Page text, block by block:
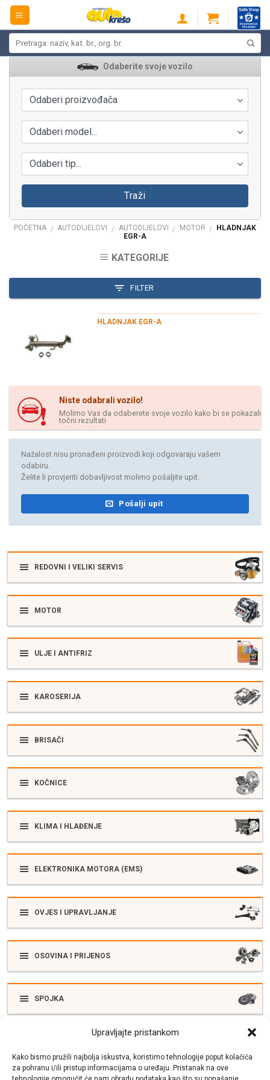
Upravljajte pristankom
Kako bismo pružili najbolja iskustva, koristimo tehnologije poput kolačića
za pohranu i/ili pristup informacijama o uređaju. Pristanak na ove
Skip
content
Odaberite svoje vozilo
Odaberi proizvođača
Odaberi model...
Odaberi tip...
Traži
POČETNA / AUTODIJELOVI / AUTODIJELOVI / MOTOR /
HLADNJAK
EGR-A
KATEGORIJE
FILTER
HLADNJAK EGR-A
Niste odabrali vozilo!
Molimo Vas da odaberete svoje vozilo kako bi se pokazali
točni rezultati
Nažalost nisu pronađeni proizvodi koji odgovaraju vašem
odabiru.
Želite li provjeriti dobavljivost molimo pošaljite upit.
Pošalji upit
REDOVNI I VELIKI SERVIS
MOTOR
ULJE I ANTIFRIZ
KAROSERIJA
BRISAČI
KOČNICE
KLIMA I HLAĐENJE
ELEKTRONIKA MOTORA (EMS)
OVJES I UPRAVLJANJE
OSOVINA I PRIJENOS
SPOJKA